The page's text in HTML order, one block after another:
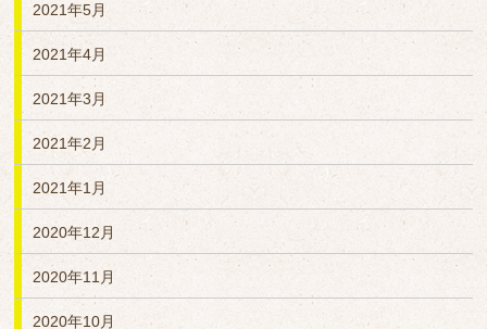
2021年5月
2021年4月
2021年3月
2021年2月
2021年1月
2020年12月
2020年11月
2020年10月